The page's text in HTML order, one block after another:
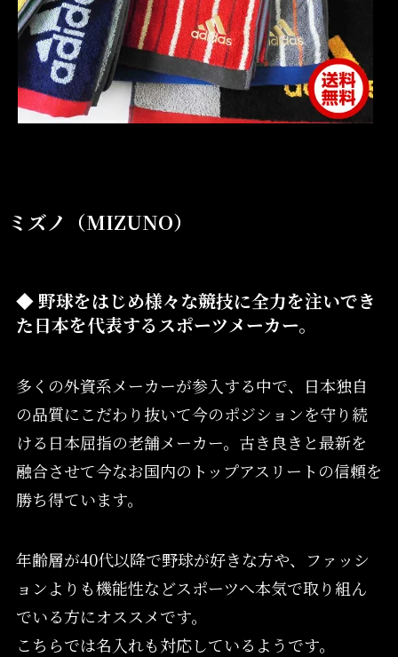
ミズノ（MIZUNO）
◆ 野球をはじめ様々な競技に全力を注いでき
た日本を代表するスポーツメーカー。
多くの外資系メーカーが参入する中で、日本独自
の品質にこだわり抜いて今のポジションを守り続
ける日本屈指の老舗メーカー。古き良きと最新を
融合させて今なお国内のトップアスリートの信頼を
勝ち得ています。
年齢層が40代以降で野球が好きな方や、ファッシ
ョンよりも機能性などスポーツへ本気で取り組ん
でいる方にオススメです。
こちらでは名入れも対応しているようです。